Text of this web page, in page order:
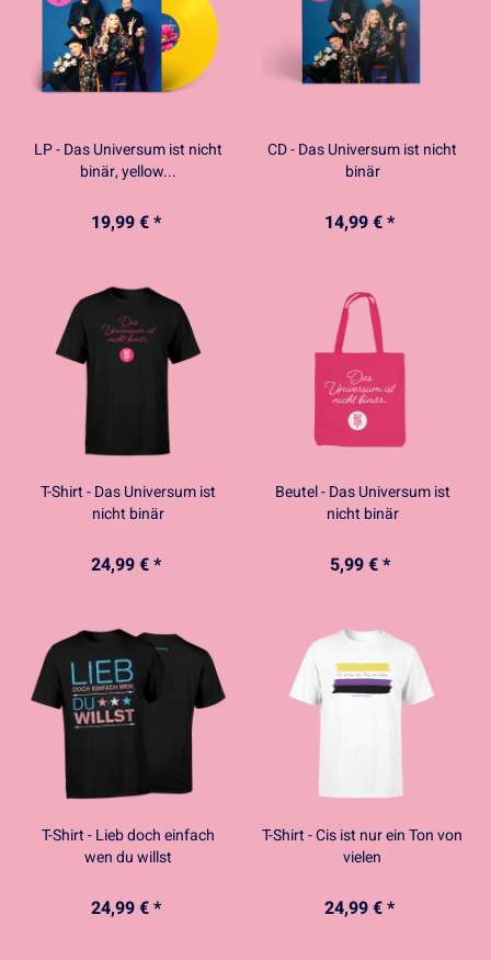
LP - Das Universum ist nicht
binär, yellow...
19,99 € *
CD - Das Universum ist nicht
binär
14,99 € *
T-Shirt - Das Universum ist
nicht binär
24,99 € *
Beutel - Das Universum ist
nicht binär
5,99 € *
T-Shirt - Lieb doch einfach
wen du willst
24,99 € *
T-Shirt - Cis ist nur ein Ton von
vielen
24,99 € *